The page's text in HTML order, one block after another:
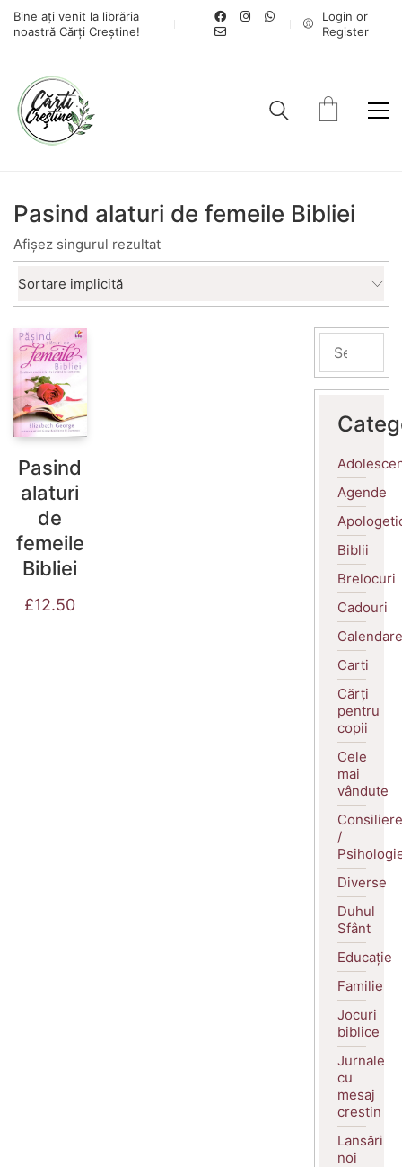
Bine ați venit la librăria
noastră Cărți Creștine!
Login or
Register
Pasind alaturi de femeile Bibliei
Afișez singurul rezultat
Sortare implicită
Pasind
alaturi
de
femeile
Bibliei
£12.50
Agende
Biblii
Brelocuri
Cadouri
Calendare
Carti
Cărți
pentru
copii
Cele
mai
vândute
Consiliere
/
Diverse
Duhul
Sfânt
Educație
Familie
Jocuri
biblice
Jurnale
cu
mesaj
crestin
Lansări
noi